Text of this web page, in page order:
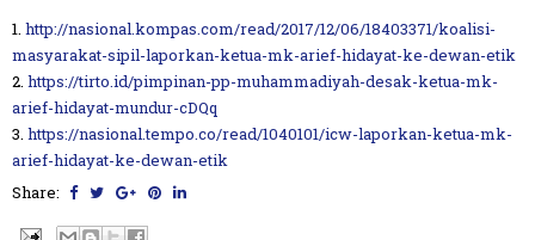
1. http://nasional.kompas.com/read/2017/12/06/18403371/koalisi-
masyarakat-sipil-laporkan-ketua-mk-arief-hidayat-ke-dewan-etik
2. https://tirto.id/pimpinan-pp-muhammadiyah-desak-ketua-mk-
arief-hidayat-mundur-cDQq
3. https://nasional.tempo.co/read/1040101/icw-laporkan-ketua-mk-
arief-hidayat-ke-dewan-etik
Share: